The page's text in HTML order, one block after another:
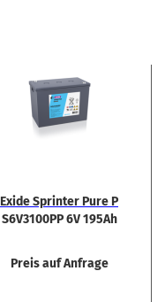
Exide Sprin­ter Pure P
S6V3100PP 6V 195Ah
Preis auf Anfrage